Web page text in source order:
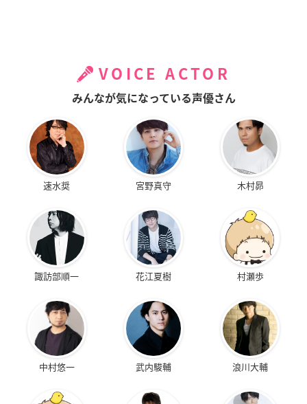
VOICE ACTOR
みんなが気になっている声優さん
速水奨 宮野真守 木村昴
諏訪部順一 花江夏樹 村瀬歩
中村悠一 武内駿輔 浪川大輔